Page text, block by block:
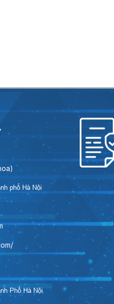
phố Hà Nội
Phố Hà Nội